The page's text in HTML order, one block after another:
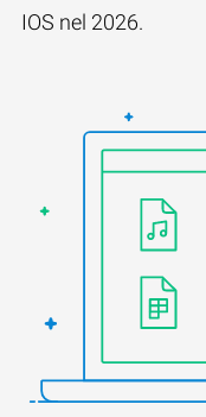
IOS nel 2026.